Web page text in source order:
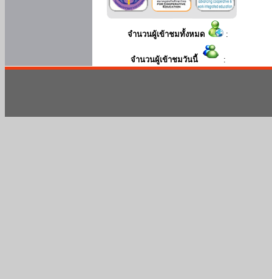
จำนวนผู้เข้าชมทั้งหมด :
จำนวนผู้เข้าชมวันนี้ :